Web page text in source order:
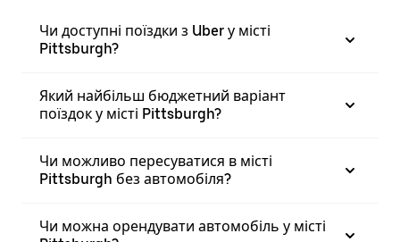
Чи доступні поїздки з Uber у місті
Pittsburgh?
Який найбільш бюджетний варіант
поїздок у місті Pittsburgh?
Чи можливо пересуватися в місті
Pittsburgh без автомобіля?
Чи можна орендувати автомобіль у місті